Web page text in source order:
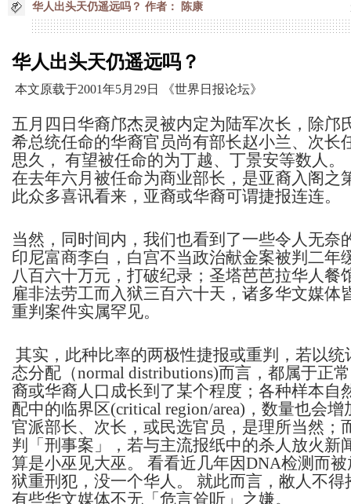
华人出头天仍遥远吗？ 作者： 陈康
华人出头天仍遥远吗？
本文原载于2001年5月29日 《世界日报论坛》
五月四日华裔邝杰灵被内定为陆军次长，除邝
希总统任命的华裔官员尚有部长赵小兰、次长
思久， 有望被任命的为丁越、丁景安等数人。
在去年六月被任命为商业部长， 是亚裔入阁之
此众多喜讯看来，亚裔或华裔可谓捷报连连。
当然，同时间内，我们也看到了一些令人无奈
印尼富商李白，白宫不当政治献金案被判二年
八百六十万元，打破纪录；圣塔芭芭拉华人餐
雇非法劳工而入狱三百六十天，诸多华文媒体
重判案件实属罕见。
其实，此种比率的两极性捷报或重判，若以统
态分配（normal distributions)而言，都属于正
裔或华裔人口成长到了某个程度；各种样本自
配中的临界区(critical region/area)，数量也会增
官派部长、次长，或民选官员，是理所当然；
判「刑事案」，若与主流报纸中的杀人放火新
算是小巫见大巫。 看看近几年因DNA检测而
狱重刑犯，没一个华人。 就此而言，敝人不得
有些华文媒体不无「危言耸听」之嫌。